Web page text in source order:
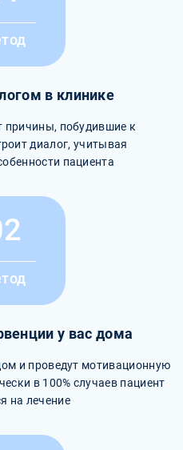
в клинике
причины, побудившие к
диалог, учитывая
пациента
у вас дома
и проведут мотивационную
в 100% случаев пациент
на лечение